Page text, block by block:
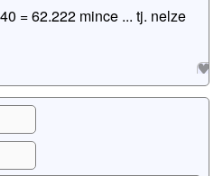
= 62.222 mince ... tj. nelze